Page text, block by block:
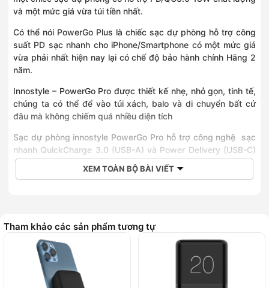
và một mức giá vừa túi tiền nhất.
Có thể nói PowerGo Plus là chiếc sạc dự phòng hỗ trợ công
suất PD sạc nhanh cho iPhone/Smartphone có một mức giá
vừa phải nhất hiện nay lại có chế độ bảo hành chính Hãng 2
năm.
Innostyle – PowerGo Pro được thiết kế nhẹ, nhỏ gọn, tinh tế,
chúng ta có thể để vào túi xách, balo và di chuyển bất cứ
đâu mà không chiếm quá nhiều diện tích
Sạc dự phòng innostyle PowerGo Pro hỗ trợ công nghệ sạc
nhanh QuickCharge 3.0 (USB-A) và Power Delivery (USB-C)
18W giúp điện thoại sạc đầy pin một cách nhanh chóng.
Với công nghệ PD (Power Delivery) cung cấp tốc độ sạc tối
Duraflex hay Jazzy của Innostyle.
Trang bị 3 cổng đầu vào Micro, Lightning, USB-C đặc biệt hỗ
trợ lên đến 18W công suất đầu vào. Không nói ngoa là
PowerGo Pro đạt tiêu chí mà người tiêu dùng hướng đến nhất
hiện nay: SẠC VÀO NHANH VÀ SẠC RA NHANH , hơn thế nữa
XEM TOÀN BỘ BÀI VIẾT
Tham khảo các sản phẩm tương tự